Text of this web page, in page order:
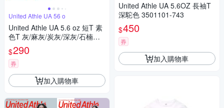
United Athle UA 56 o
United Athle UA 5.6 oz 短T 素
色T 灰/麻灰/炭灰/深灰/石楠黑/
淺黃/黃/金黃/橘/加利福尼橘
$290
券
加入購物車
United Athle UA 5.6OZ 長袖T
深駝色 3501101-743
$450
券
加入購物車